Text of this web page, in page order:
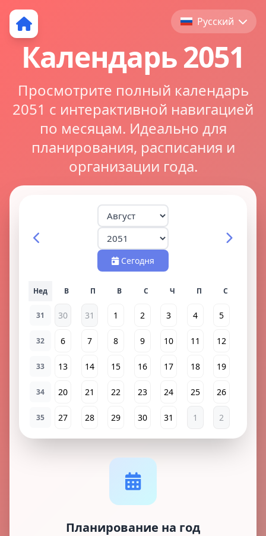
Русский
Календарь 2051
Просмотрите полный календарь
2051 с интерактивной навигацией
по месяцам. Идеально для
планирования, расписания и
организации года.
Сегодня
Нед
31 30 31 1 2 3 4 5
32 6 7 8 9 10 11 12
33 13 14 15 16 17 18 19
34 20 21 22 23 24 25 26
35 27 28 29 30 31 1 2
Планирование на год